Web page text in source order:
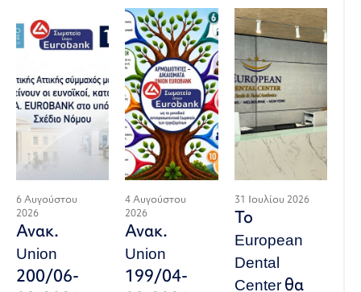
6 Αυγούστου
2026
Ανακ.
Union
200/06-
4 Αυγούστου
2026
Ανακ.
Union
199/04-
31 Ιουλίου 2026
Το
European
Dental
Center θα